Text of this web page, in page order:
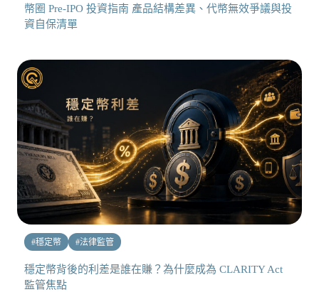
幣圈 Pre-IPO 投資指南 產品結構差異、代幣無效爭議與投
資自保清單
#穩定幣 #法律監管
穩定幣背後的利差是誰在賺？為什麼成為 CLARITY Act
監管焦點